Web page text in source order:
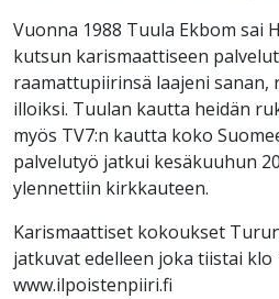
Vuonna 1988 Tuula Ekbom sai
kutsun karismaattiseen
raamattupiirinsä laajeni sanan,
illoiksi. Tuulan kautta heidän
myös TV7:n kautta koko
palvelutyö jatkui kesäkuuhun
ylennettiin kirkkauteen.
Karismaattiset kokoukset
jatkuvat edelleen joka tiistai klo
www.ilpoistenpiiri.fi